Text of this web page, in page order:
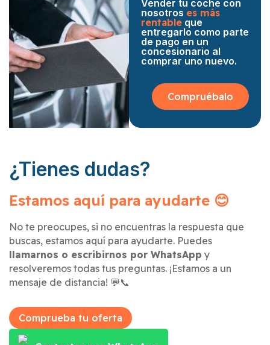
Vender tu coche con
nosotros es más
rentableque
entregarlo como parte
de pago en un
concesionario al
comprar uno nuevo.
Compruébalo
¿Tienes dudas?
Estamos aquí para ayudarte 😊
No te preocupes, si no encuentras la respuesta que
buscas, estamos aquí para ayudarte. Puedes
llamarnos o escribirnos por WhatsApp y
resolveremos todas tus preguntas. ¡Estamos a un
mensaje de distancia! 💬📞
Comprueba tu oferta